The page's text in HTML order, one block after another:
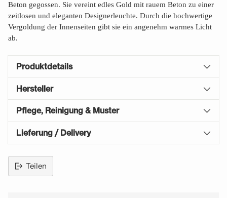
Beton gegossen. Sie vereint edles Gold mit rauem Beton zu einer
zeitlosen und eleganten Designerleuchte. Durch die hochwertige
Vergoldung der Innenseiten gibt sie ein angenehm warmes Licht
ab.
Produktdetails
Hersteller
Pflege, Reinigung & Muster
Lieferung / Delivery
Teilen